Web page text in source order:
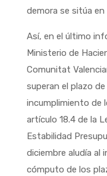
demora se sitúa en
Así, en el último
Ministerio de
Comunitat
superan el plazo
incumplimiento de
artículo 18.4 de la
Estabilidad
diciembre aludía al
cómputo de los